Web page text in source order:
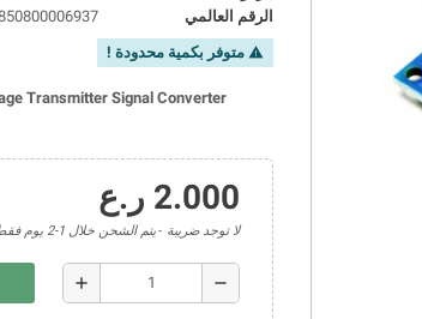
الرقم العالمي
warning متوفر بكمية محدودة !
Transmitter Signal Converter
2.000 ر.ع
لا توجد ضريبة يتم الشحن خلال 1-2 يوم فقط
remove
add